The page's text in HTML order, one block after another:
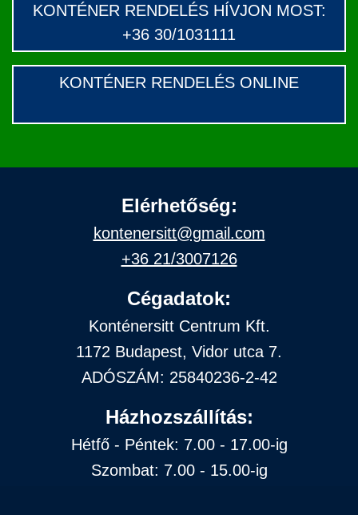
KONTÉNER RENDELÉS HÍVJON MOST:
+36 30/1031111
KONTÉNER RENDELÉS ONLINE
Elérhetőség:
kontenersitt@gmail.com
+36 21/3007126
Cégadatok:
Konténersitt Centrum Kft.
1172 Budapest, Vidor utca 7.
ADÓSZÁM: 25840236-2-42
Házhozszállítás:
Hétfő - Péntek: 7.00 - 17.00-ig
Szombat: 7.00 - 15.00-ig